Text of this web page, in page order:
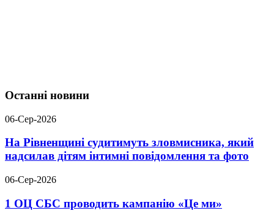
Останні новини
06-Сер-2026
На Рівненщині судитимуть зловмисника, який
надсилав дітям інтимні повідомлення та фото
06-Сер-2026
1 ОЦ СБС проводить кампанію «Це ми»